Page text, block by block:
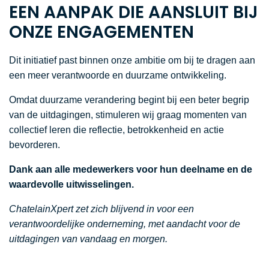
EEN AANPAK DIE AANSLUIT BIJ
ONZE ENGAGEMENTEN
Dit initiatief past binnen onze ambitie om bij te dragen aan
een meer verantwoorde en duurzame ontwikkeling.
Omdat duurzame verandering begint bij een beter begrip
van de uitdagingen, stimuleren wij graag momenten van
collectief leren die reflectie, betrokkenheid en actie
bevorderen.
Dank aan alle medewerkers voor hun deelname en de
waardevolle uitwisselingen.
ChatelainXpert zet zich blijvend in voor een
verantwoordelijke onderneming, met aandacht voor de
uitdagingen van vandaag en morgen.